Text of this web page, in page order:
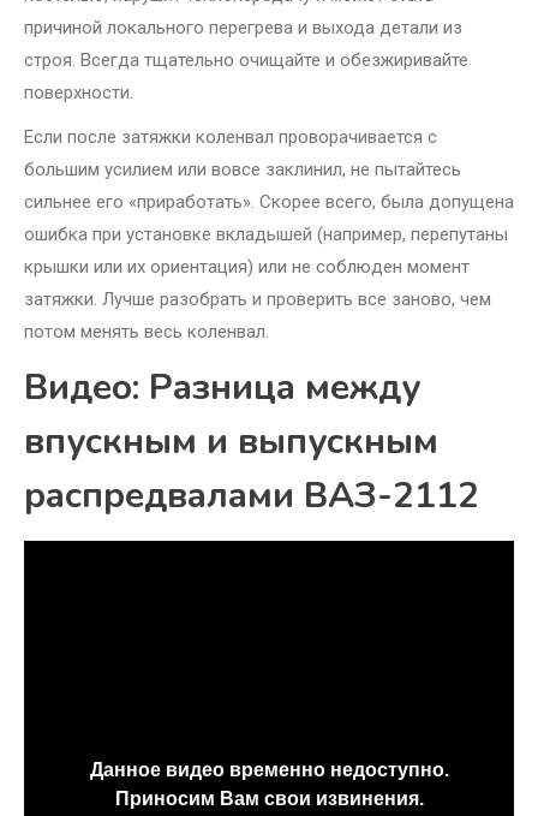
причиной локального перегрева и выхода детали из
строя. Всегда тщательно очищайте и обезжиривайте
поверхности.
Если после затяжки коленвал проворачивается с
большим усилием или вовсе заклинил, не пытайтесь
сильнее его «приработать». Скорее всего, была допущена
ошибка при установке вкладышей (например, перепутаны
крышки или их ориентация) или не соблюден момент
затяжки. Лучше разобрать и проверить все заново, чем
потом менять весь коленвал.
Видео: Разница между
впускным и выпускным
распредвалами ВАЗ-2112